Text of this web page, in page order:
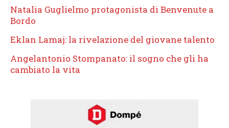
Natalia Guglielmo protagonista di Benvenute a
Bordo
Eklan Lamaj: la rivelazione del giovane talento
Angelantonio Stompanato: il sogno che gli ha
cambiato la vita